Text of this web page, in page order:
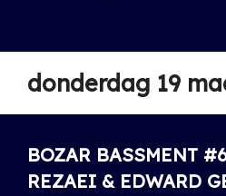
donderdag 19
BOZAR BASSMENT
REZAEI & EDWARD